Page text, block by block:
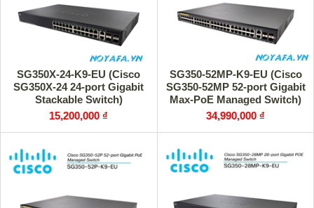
SG350X-24-K9-EU (Cisco
SG350X-24 24-port Gigabit
Stackable Switch)
15,200,000 ₫
SG350-52MP-K9-EU (Cisco
SG350-52MP 52-port Gigabit
Max-PoE Managed Switch)
34,990,000 ₫